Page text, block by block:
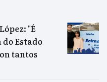
"É
Estado
tantos